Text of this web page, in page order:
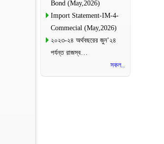
Bond (May,2026)
Import Statement-IM-4-
Commecial (May,2026)
২০২৩-২৪ অর্থবছরের জুন’২৪
পর্যন্ত রাজস্ব…
সকল..